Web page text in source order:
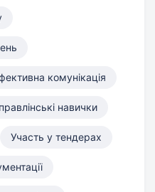
комунікація
навички
Участь у тендерах